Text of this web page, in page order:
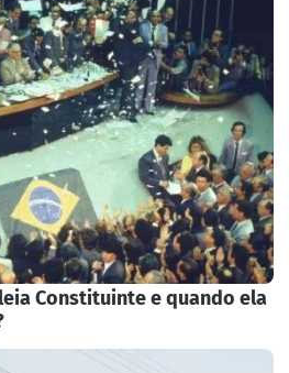
Constituinte e quando ela